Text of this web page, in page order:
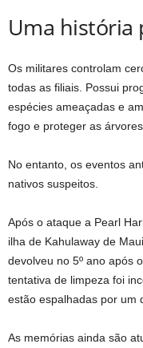
Uma história
Os militares controlam
todas as filiais. Possui
espécies ameaçadas e
fogo e proteger as
No entanto, os eventos
nativos suspeitos.
Após o ataque a Pearl
ilha de Kahulaway de
devolveu no 5º ano após
tentativa de limpeza foi
estão espalhadas por um
As memórias ainda são